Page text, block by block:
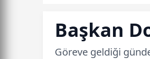
Başkan
Göreve geldiği